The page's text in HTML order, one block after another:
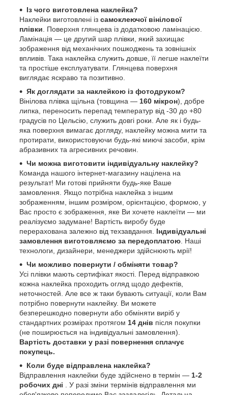
Із чого виготовлена наклейка?
Наклейки виготовлені із самоклеючої вінілової
плівки . Поверхня глянцева із додатковою ламінацією.
Ламінація — це другий шар плівки, який захищає
зображення від механічних пошкоджень та зовнішніх
впливів. Така наклейка служить довше, її легше наклеїти
та простіше експлуатувати. Глянцева поверхня
виглядає яскраво та позитивно.
Як доглядати за наклейкою із фотодруком?
Вінілова плівка щільна (товщина — 160 мікрон), добре
липка, переносить перепад температур від -30 до +80
градусів по Цельсію, служить довгі роки. Але як і будь-
яка поверхня вимагає догляду, наклейку можна мити та
протирати, використовуючи будь-які миючі засоби, крім
абразивних та агресивних речовин.
Чи можна виготовити індивідуальну наклейку?
Команда нашого інтернет-магазину націлена на
результат! Ми готові прийняти будь-яке Ваше
замовлення. Якщо потрібна наклейка з іншим
зображенням, іншим розміром, орієнтацією, формою, у
Вас просто є зображення, яке Ви хочете наклеїти — ми
реалізуємо задумане! Вартість виробу буде
перерахована залежно від техзавдання. Індивідуальні
замовлення виготовляємо за передоплатою . Наші
технологи, дизайнери, менеджери здійснюють мрії!
Чи можливо повернути / обміняти товар?
Усі плівки мають сертифікат якості. Перед відправкою
кожна наклейка проходить огляд щодо дефектів,
неточностей. Але все ж таки бувають ситуації, коли Вам
потрібно повернути наклейку. Ви можете
безперешкодно повернути або обміняти виріб у
стандартних розмірах протягом 14 днів після покупки
(не поширюється на індивідуальні замовлення).
Вартість доставки у разі повернення сплачує
покупець.
Коли буде відправлена наклейка?
Відправлення наклейки буде здійснено в термін — 1-2
робочих дні . У разі зміни термінів відправлення ми